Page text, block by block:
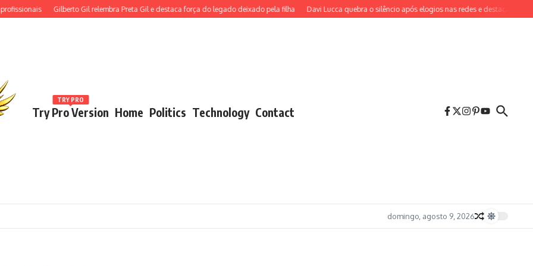
Gilberto Gil relembra Preta Gil e destaca força do legado deixado pela filha Davi Lucca quebra o silêncio após elogios nas redes e destaca educação
Try Pro Version
TRY PRO
Home Politics Technology Contact
domingo, agosto 9, 2026